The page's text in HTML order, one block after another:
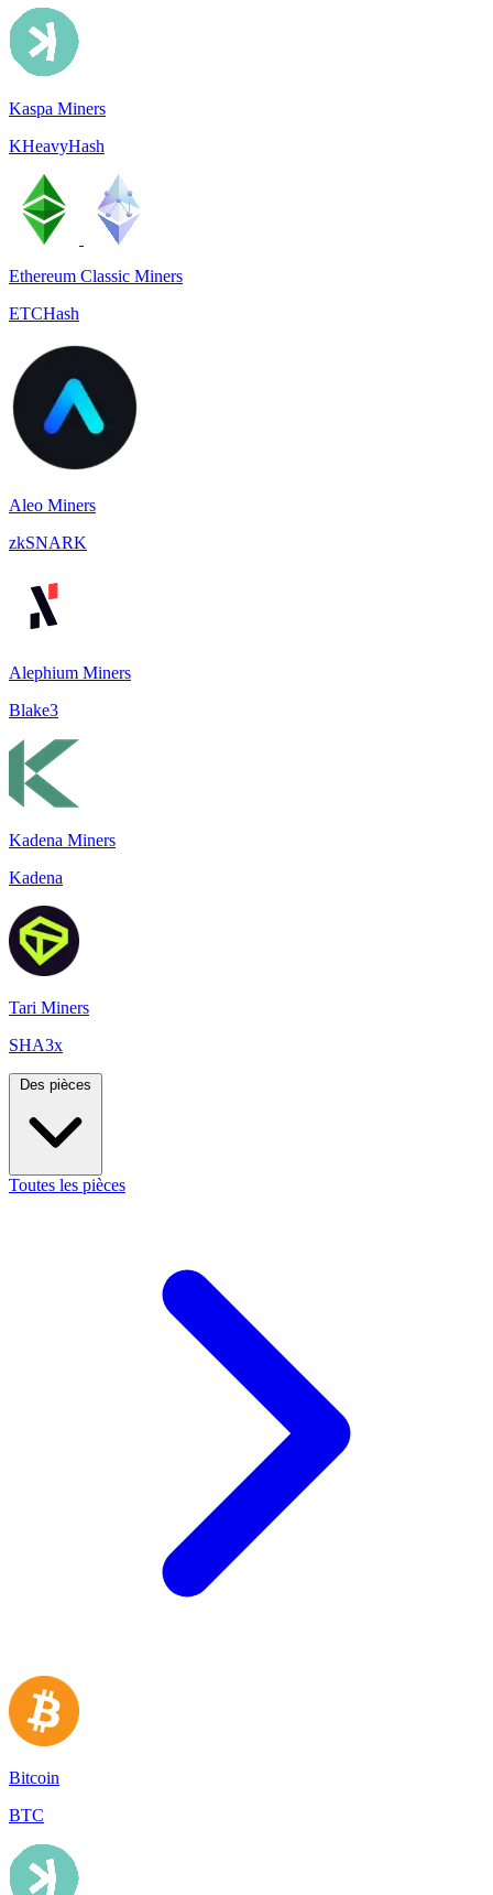
Kaspa Miners
KHeavyHash
Ethereum Classic Miners
ETCHash
Aleo Miners
zkSNARK
Alephium Miners
Blake3
Kadena Miners
Kadena
Tari Miners
SHA3x
Des pièces
Toutes les pièces
Bitcoin
BTC